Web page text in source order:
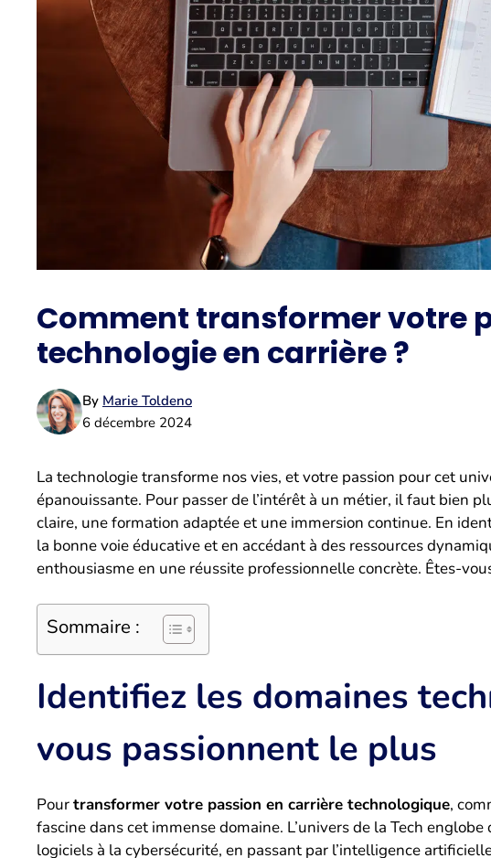
Comment transformer votre
technologie en carrière ?
By Marie Toldeno
6 décembre 2024
La technologie transforme nos vies, et votre passion pour cet
épanouissante. Pour passer de l’intérêt à un métier, il faut bien
claire, une formation adaptée et une immersion continue. En
la bonne voie éducative et en accédant à des ressources
enthousiasme en une réussite professionnelle concrète. Êtes-
Sommaire :
Identifiez les domaines
vous passionnent le plus
Pourtransformer votre passion en carrière technologique,
fascine dans cet immense domaine. L’univers de la Tech
logiciels à la cybersécurité, en passant par l’intelligence